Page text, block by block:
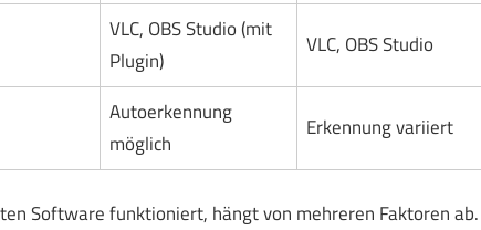
VLC, OBS Studio (mit
Plugin)
VLC, OBS Studio
Autoerkennung
möglich
Erkennung variiert
Software funktioniert, hängt von mehreren Faktoren ab.